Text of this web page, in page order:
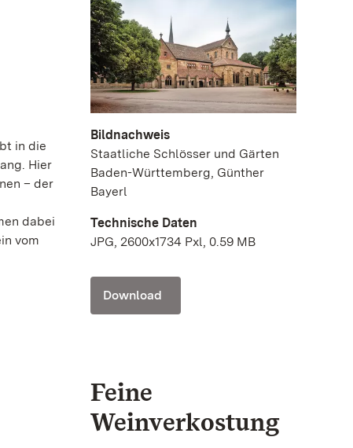
in die
Hier
– der
dabei
vom
Bildnachweis
Staatliche Schlösser und Gärten
Baden-Württemberg, Günther
Bayerl
Technische Daten
JPG, 2600x1734 Pxl, 0.59 MB
Download
Feine
Weinverkostung